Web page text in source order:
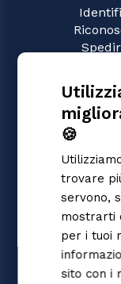
🍪
trovare
servono,
mostrarti
per i tuoi
sito con i